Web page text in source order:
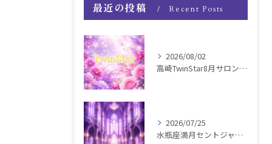
最近の投稿 Recent Posts
2026/08/02
高崎TwinStar8月サロンお知らせ
2026/07/25
水瓶座満月セントジャーメインGSVF遠隔お知らせ